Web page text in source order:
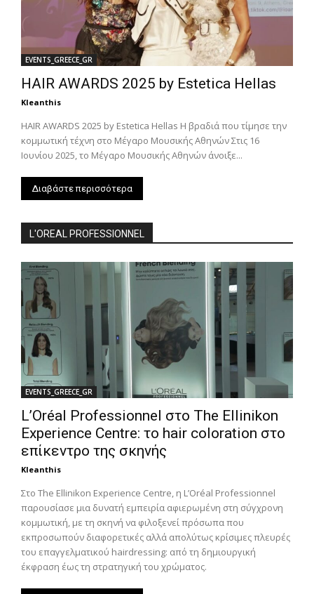
EVENTS_GREECE_GR
HAIR AWARDS 2025 by Estetica Hellas
Kleanthis
HAIR AWARDS 2025 by Estetica Hellas Η βραδιά που τίμησε την
κομμωτική τέχνη στο Μέγαρο Μουσικής Αθηνών Στις 16
Ιουνίου 2025, το Μέγαρο Μουσικής Αθηνών άνοιξε...
Διαβάστε περισσότερα
L'OREAL PROFESSIONNEL
EVENTS_GREECE_GR
L’Oréal Professionnel στο The Ellinikon
Experience Centre: το hair coloration στο
επίκεντρο της σκηνής
Kleanthis
Στο The Ellinikon Experience Centre, η L’Oréal Professionnel
παρουσίασε μια δυνατή εμπειρία αφιερωμένη στη σύγχρονη
κομμωτική, με τη σκηνή να φιλοξενεί πρόσωπα που
εκπροσωπούν διαφορετικές αλλά απολύτως κρίσιμες πλευρές
του επαγγελματικού hairdressing: από τη δημιουργική
έκφραση έως τη στρατηγική του χρώματος.